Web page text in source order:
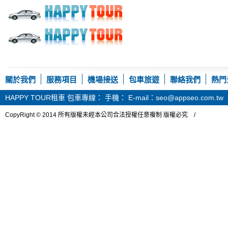
關於我們 服務項目 機場接送 包車旅遊 聯絡我們 熱
HAPPY TOUR租車 包車專線： 手機： E-mail：seo@appseo.com.tw
CopyRight © 2014 所有版權未經本公司合法授權任意複制 版權必究 /